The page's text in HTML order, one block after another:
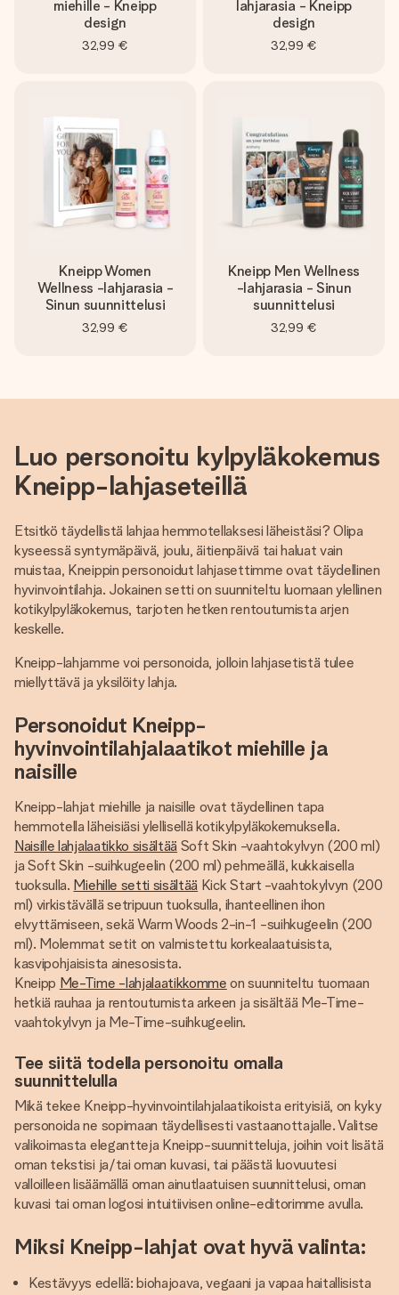
nopeammin kuin ehdit sanoa “yllätys!”
miehille - Kneipp
design
32,99 €
lahjarasia - Kneipp
design
32,99 €
Kneipp Women
Wellness -lahjarasia -
Sinun suunnittelusi
32,99 €
Kneipp Men Wellness
-lahjarasia - Sinun
suunnittelusi
32,99 €
Luo personoitu kylpyläkokemus
Kneipp-lahjaseteillä
Etsitkö täydellistä lahjaa hemmotellaksesi läheistäsi? Olipa
kyseessä syntymäpäivä, joulu, äitienpäivä tai haluat vain
muistaa, Kneippin personoidut lahjasettimme ovat täydellinen
hyvinvointilahja. Jokainen setti on suunniteltu luomaan ylellinen
kotikylpyläkokemus, tarjoten hetken rentoutumista arjen
keskelle.
Kneipp-lahjamme voi personoida, jolloin lahjasetistä tulee
miellyttävä ja yksilöity lahja.
Personoidut Kneipp-
hyvinvointilahjalaatikot miehille ja
naisille
Kneipp-lahjat miehille ja naisille ovat täydellinen tapa
hemmotella läheisiäsi ylellisellä kotikylpyläkokemuksella.
Naisille lahjalaatikko sisältää Soft Skin -vaahtokylvyn (200 ml)
ja Soft Skin -suihkugeelin (200 ml) pehmeällä, kukkaisella
tuoksulla. Miehille setti sisältää Kick Start -vaahtokylvyn (200
ml) virkistävällä setripuun tuoksulla, ihanteellinen ihon
elvyttämiseen, sekä Warm Woods 2-in-1 -suihkugeelin (200
ml). Molemmat setit on valmistettu korkealaatuisista,
kasvipohjaisista ainesosista.
Kneipp Me-Time -lahjalaatikkomme on suunniteltu tuomaan
hetkiä rauhaa ja rentoutumista arkeen ja sisältää Me-Time-
vaahtokylvyn ja Me-Time-suihkugeelin.
Tee siitä todella personoitu omalla
suunnittelulla
Mikä tekee Kneipp-hyvinvointilahjalaatikoista erityisiä, on kyky
personoida ne sopimaan täydellisesti vastaanottajalle. Valitse
valikoimasta elegantteja Kneipp-suunnitteluja, joihin voit lisätä
oman tekstisi ja/tai oman kuvasi, tai päästä luovuutesi
valloilleen lisäämällä oman ainutlaatuisen suunnittelusi, oman
kuvasi tai oman logosi intuitiivisen online-editorimme avulla.
Miksi Kneipp-lahjat ovat hyvä valinta:
Kestävyys edellä: biohajoava, vegaani ja vapaa haitallisista